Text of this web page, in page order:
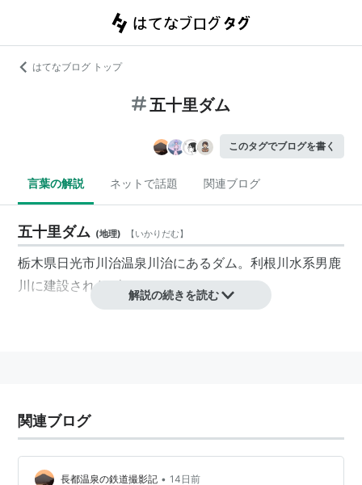
はてなブログ トップ
五十里ダム
このタグでブログを書く
言葉の解説 ネットで話題 関連ブログ
五十里ダム (地理) 【いかりだむ】
栃木県日光市川治温泉川治にあるダム。利根川水系男鹿
川に建設されたダムである。
解説の続きを読む
関連ブログ
長都温泉の鉄道撮影記 • 14日前